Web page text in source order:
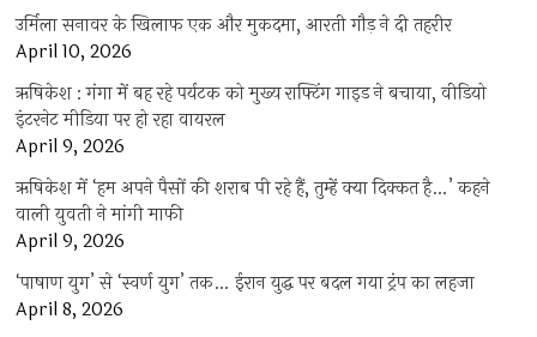
उर्मिला सनावर के खिलाफ एक और मुकदमा, आरती गौड़ ने दी तहरीर
April 10, 2026
ऋषिकेश : गंगा में बह रहे पर्यटक को मुख्य राफ्टिंग गाइड ने बचाया, वीडियो
इंटरनेट मीडिया पर हो रहा वायरल
April 9, 2026
ऋषिकेश में ‘हम अपने पैसों की शराब पी रहे हैं, तुम्हें क्या दिक्कत है…’ कहने
वाली युवती ने मांगी माफी
April 9, 2026
‘पाषाण युग’ से ‘स्वर्ण युग’ तक… ईरान युद्ध पर बदल गया ट्रंप का लहजा
April 8, 2026